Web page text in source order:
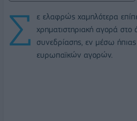
Σ
ε ελαφρώς χαμηλότερα
χρηματιστηριακή αγορά στο
συνεδρίασης, εν μέσω
ευρωπαϊκών αγορών.